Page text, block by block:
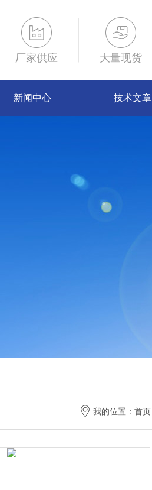
厂家供应 大量现货
新闻中心 技术文章
我的位置： 首页